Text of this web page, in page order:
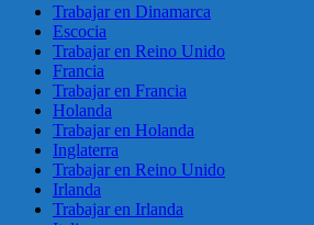
Trabajar en Dinamarca
Escocia
Trabajar en Reino Unido
Francia
Trabajar en Francia
Holanda
Trabajar en Holanda
Inglaterra
Trabajar en Reino Unido
Irlanda
Trabajar en Irlanda